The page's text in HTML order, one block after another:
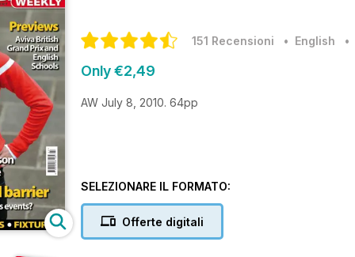
151 Recensioni • English
Only €2,49
AW July 8, 2010. 64pp
SELEZIONARE IL FORMATO:
Offerte digitali